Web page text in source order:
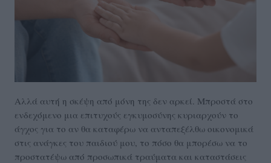
Αλλά αυτή η σκέψη από μόνη της δεν αρκεί. Μπροστά στο
ενδεχόμενο μια επιτυχούς εγκυμοσύνης κυριαρχούν το
άγχος για το αν θα καταφέρω να ανταπεξέλθω οικονομικά
στις ανάγκες του παιδιού μου, το πόσο θα μπορέσω να το
προστατέψω από προσωπικά τραύματα και καταστάσεις